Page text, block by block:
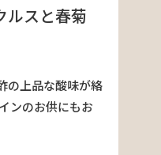
ルスと春菊
の上品な酸味が絡
ンのお供にもお